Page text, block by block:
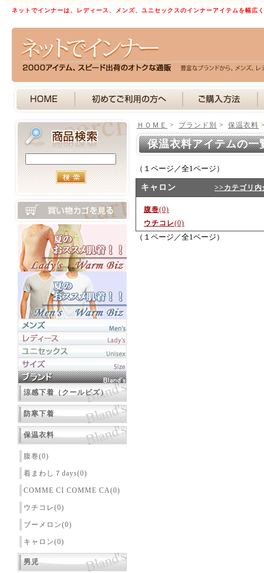
ネットでインナーは、レディース、メンズ、ユニセックスのインナーアイテムを幅広
涼感下着（クールビズ）
防寒下着
保温衣料
腹巻(0)
着まわし７days(0)
COMME CI COMME CA(0)
ウチコレ(0)
ブーメロン(0)
キャロン(0)
男児
ＨＯＭＥ > ブランド別 > 保温衣料
保温衣料アイテムの
（１ページ／全1ページ）
キャロン >>カテゴリ内
腹巻(0)
ウチコレ(0)
（１ページ／全1ページ）